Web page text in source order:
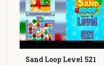
Sand Loop Level 521